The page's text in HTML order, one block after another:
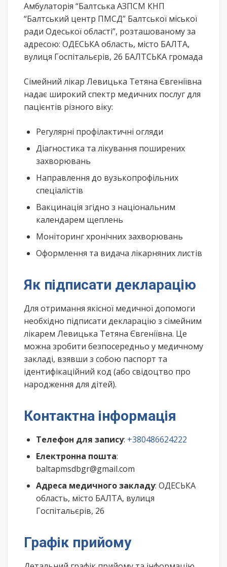
Амбулаторія “Балтська АЗПСМ КНП
“Балтський центр ПМСД” Балтської міської
ради Одеської області”, розташованому за
адресою: ОДЕСЬКА область, місто БАЛТА,
вулиця Госпітальєрів, 26 БАЛТСЬКА громада
Сімейний лікар Левицька Тетяна Євгеніївна
надає широкий спектр медичних послуг для
пацієнтів різного віку:
Регулярні профілактичні огляди
Діагностика та лікування поширених
захворювань
Направлення до вузькопрофільних
спеціалістів
Вакцинація згідно з національним
календарем щеплень
Моніторинг хронічних захворювань
Оформлення та видача лікарняних листів
Як підписати декларацію
Для отримання якісної медичної допомоги
необхідно підписати декларацію з сімейним
лікарем Левицька Тетяна Євгеніївна. Це
можна зробити безпосередньо у медичному
закладі, взявши з собою паспорт та
ідентифікаційний код (або свідоцтво про
народження для дітей).
Контактна інформація
Телефон для запису: +380486624222
Електронна пошта:
baltapmsdbgr@gmail.com
Адреса медичного закладу: ОДЕСЬКА
область, місто БАЛТА, вулиця
Госпітальєрів, 26
Графік прийому